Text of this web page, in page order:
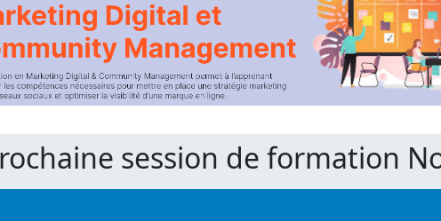
session de formation